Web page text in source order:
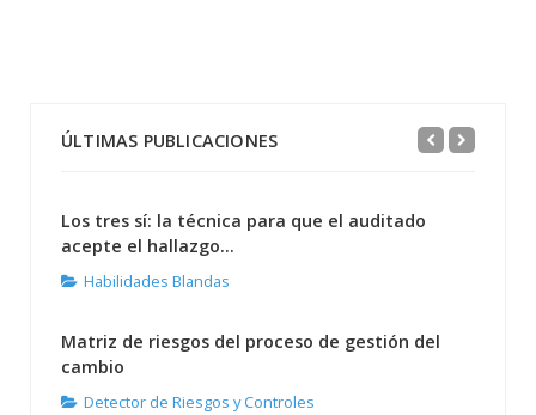
ÚLTIMAS PUBLICACIONES
Los tres sí: la técnica para que el auditado
acepte el hallazgo...
Habilidades Blandas
Matriz de riesgos del proceso de gestión del
cambio
Detector de Riesgos y Controles